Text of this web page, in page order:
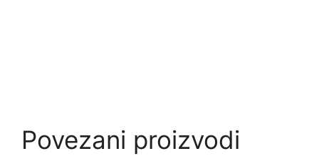
Povezani proizvodi